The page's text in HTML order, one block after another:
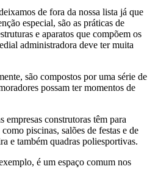
de fora da nossa lista já que
especial, são as práticas de
e aparatos que compõem os
administradora deve ter muita
são compostos por uma série de
possam ter momentos de
empresas construtoras têm para
piscinas, salões de festas e de
e também quadras poliesportivas.
é um espaço comum nos